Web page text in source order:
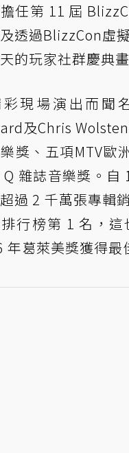
任第 11 屆
透過BlizzCon虛
的玩家社群慶典
現場演出而聞
及Chris
獎、五項MTV歐
Q 雜誌音樂獎。
過 2 千萬張專輯
行榜第 1 名，
年葛萊美獎獲得最